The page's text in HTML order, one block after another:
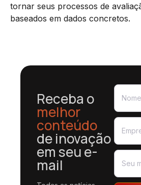
tornar seus processos de
baseados em dados concretos.
Receba o
melhor
conteúdo
de inovação
em seu e-
mail